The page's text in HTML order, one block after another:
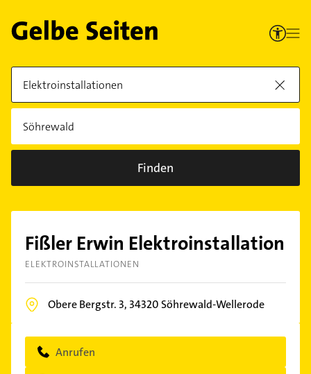
Finden
Fißler Erwin Elektroinstallation
ELEKTROINSTALLATIONEN
Obere Bergstr. 3, 34320 Söhrewald-Wellerode
Anrufen